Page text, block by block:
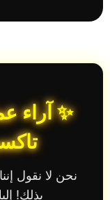
✨ آراء
نحن لا نقول
بذلك!